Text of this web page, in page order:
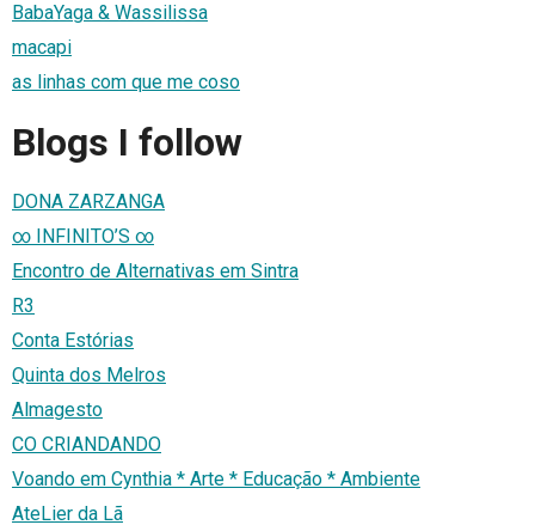
BabaYaga & Wassilissa
macapi
as linhas com que me coso
Blogs I follow
DONA ZARZANGA
∞ INFINITO’S ∞
Encontro de Alternativas em Sintra
R3
Conta Estórias
Quinta dos Melros
Almagesto
CO CRIANDANDO
Voando em Cynthia * Arte * Educação * Ambiente
AteLier da Lã